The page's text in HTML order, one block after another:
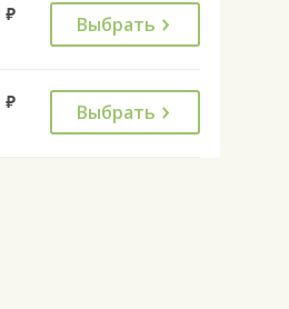
руб. Выбрать
руб. Выбрать